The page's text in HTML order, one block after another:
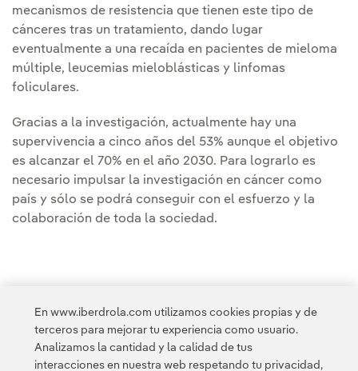
mecanismos de resistencia que tienen este tipo de
cánceres tras un tratamiento, dando lugar
eventualmente a una recaída en pacientes de mieloma
múltiple, leucemias mieloblásticas y linfomas
foliculares.
Gracias a la investigación, actualmente hay una
supervivencia a cinco años del 53% aunque el objetivo
es alcanzar el 70% en el año 2030. Para lograrlo es
necesario impulsar la investigación en cáncer como
país y sólo se podrá conseguir con el esfuerzo y la
colaboración de toda la sociedad.
Acceso a información legal
En www.iberdrola.com utilizamos cookies propias y de
terceros para mejorar tu experiencia como usuario.
Analizamos la cantidad y la calidad de tus
interacciones en nuestra web respetando tu privacidad,